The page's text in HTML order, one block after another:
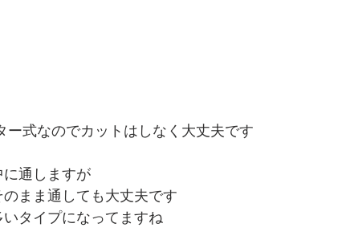
ー式なのでカットはしなく大丈夫です
通しますが
まま通しても大丈夫です
タイプになってますね